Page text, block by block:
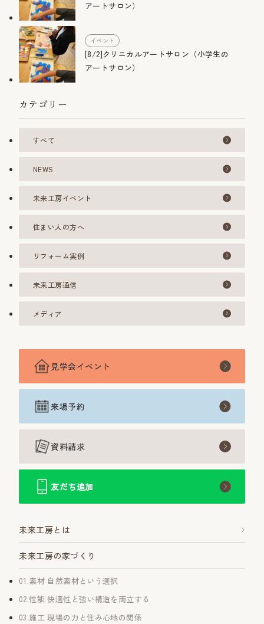
アートサロン）
イベント
[8/2]クリニカルアートサロン（小学生の
アートサロン）
カテゴリー
すべて
NEWS
未来工房イベント
住まい人の方へ
リフォーム実例
未来工房通信
メディア
見学会イベント
来場予約
資料請求
友だち追加
未来工房とは
未来工房の家づくり
01.素材 自然素材という選択
02.性能 快適性と強い構造を両立する
03.施工 現場の力と住み心地の関係